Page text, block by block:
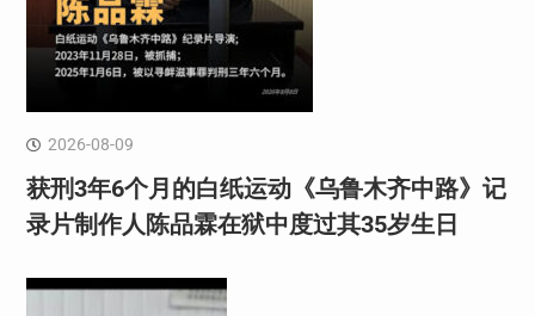
2026-08-09
获刑3年6个月的白纸运动《乌鲁木齐中路》记
录片制作人陈品霖在狱中度过其35岁生日